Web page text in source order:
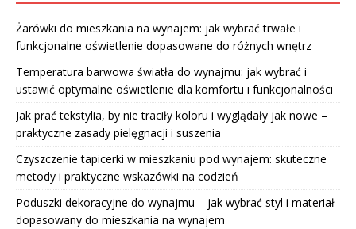
Żarówki do mieszkania na wynajem: jak wybrać trwałe i
funkcjonalne oświetlenie dopasowane do różnych wnętrz
Temperatura barwowa światła do wynajmu: jak wybrać i
ustawić optymalne oświetlenie dla komfortu i funkcjonalności
Jak prać tekstylia, by nie traciły koloru i wyglądały jak nowe –
praktyczne zasady pielęgnacji i suszenia
Czyszczenie tapicerki w mieszkaniu pod wynajem: skuteczne
metody i praktyczne wskazówki na codzień
Poduszki dekoracyjne do wynajmu – jak wybrać styl i materiał
dopasowany do mieszkania na wynajem